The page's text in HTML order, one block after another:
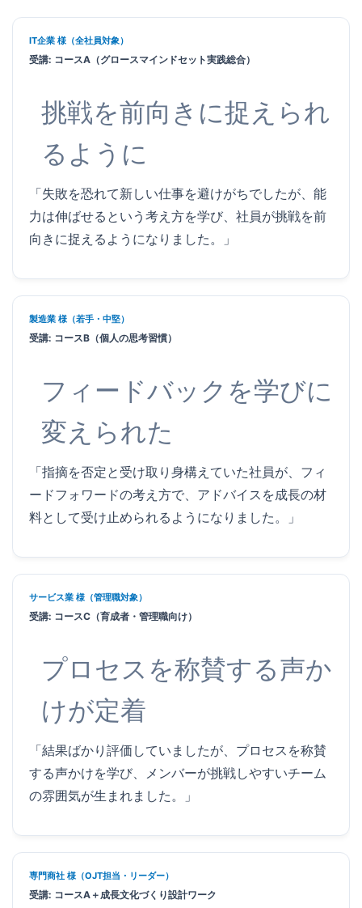
IT企業 様（全社員対象）
受講: コースA（グロースマインドセット実践総合）
挑戦を前向きに捉えられ
るように
「失敗を恐れて新しい仕事を避けがちでしたが、能
力は伸ばせるという考え方を学び、社員が挑戦を前
向きに捉えるようになりました。」
製造業 様（若手・中堅）
受講: コースB（個人の思考習慣）
フィードバックを学びに
変えられた
「指摘を否定と受け取り身構えていた社員が、フィ
ードフォワードの考え方で、アドバイスを成長の材
料として受け止められるようになりました。」
サービス業 様（管理職対象）
受講: コースC（育成者・管理職向け）
プロセスを称賛する声か
けが定着
「結果ばかり評価していましたが、プロセスを称賛
する声かけを学び、メンバーが挑戦しやすいチーム
の雰囲気が生まれました。」
専門商社 様（OJT担当・リーダー）
受講: コースA＋成長文化づくり設計ワーク